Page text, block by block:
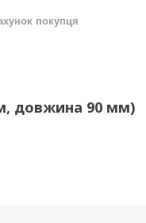
покупця
довжина 90 мм)